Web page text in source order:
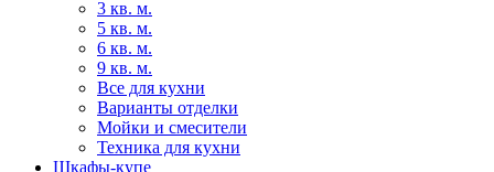
3 кв. м.
5 кв. м.
6 кв. м.
9 кв. м.
Все для кухни
Варианты отделки
Мойки и смесители
Техника для кухни
Шкафы-купе